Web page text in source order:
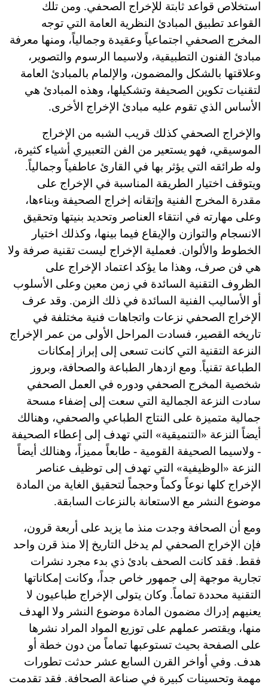
استخلاص قواعد ثابتة للإخراج الصحفي. ومن تلك
القواعد تطبيق المبادئ النظرية العامة التي توجه
المخرج الصحفي اجتماعياً وعقيدة وجمالياً، ومنها معرفة
مبادئ الفنون التطبيقية، ولاسيما الرسوم والتصوير،
وعلاقتها بالشكل والمضمون، والإلمام بالمبادئ العامة
لتقنيات تكوين الصحيفة وتشكيلها، وهذه المبادئ هي
الأساس الذي تقوم عليه مبادئ الإخراج الأخرى.
والإخراج الصحفي كذلك قريب الشبه من الإخراج
الموسيقي، فهو يستعير من الفن التعبيري أشياء كثيرة،
وله طرائقه التي يؤثر بها في القارئ عاطفياً وجمالياً.
ويتوقف اختيار الطريقة المناسبة في الإخراج على
مقدرة المخرج الفنية وإتقانه إخراج الصحيفة وبناءها،
وعلى مهارته في انتقاء العناصر وتحديد بنيتها وتحقيق
الانسجام والتوازن والإيقاع فيما بينها، وكذلك اختيار
الخطوط والألوان. فعملية الإخراج ليست تقنية صرفة ولا
هي فن صرف، وهذا ما يؤكد اعتماد الإخراج على
الظروف التقنية السائدة في زمن معين وعلى الأسلوب
أو الأساليب الفنية السائدة في ذلك الزمن. وقد عرف
الإخراج الصحفي نزعات واتجاهات فنية مختلفة في
تاريخه القصير، فسادت المراحل الأولى من عمر الإخراج
النزعة التقنية التي كانت تسعى إلى إبراز إمكانات
الطباعة تقنياً. ومع ازدهار الطباعة والصحافة، وبروز
شخصية المخرج الصحفي ودوره في العمل الصحفي
سادت النزعة الجمالية التي سعت إلى إضفاء مسحة
جمالية متميزة على النتاج الطباعي والصحفي، وهنالك
أيضاً النزعة «التنميقية» التي تهدف إلى إعطاء الصحيفة
- ولاسيما الصحيفة القومية - طابعاً مميزاً، وهنالك أيضاً
النزعة «الوظيفية» التي تهدف إلى توظيف عناصر
الإخراج كلها نوعاً وكماً وحجماً لتحقيق الغاية من المادة
موضوع النشر مع الاستعانة بالنزعات السابقة.
ومع أن الصحافة وجدت منذ ما يزيد على أربعة قرون،
فإن الإخراج الصحفي لم يدخل التاريخ إلا منذ قرن واحد
فقط. فقد كانت الصحف بادئ ذي بدء مجرد نشرات
تجارية موجهة إلى جمهور خاص جداً، وكانت إمكاناتها
التقنية محددة تماماً. وكان يتولى الإخراج طباعيون لا
يعنيهم إدراك مضمون المادة موضوع النشر ولا الهدف
منها، ويقتصر عملهم على توزيع المواد المراد نشرها
على الصفحة بحيث تستوعبها تماماً من دون خطة أو
هدف. وفي أواخر القرن السابع عشر حدثت تطورات
مهمة وتحسينات كبيرة في صناعة الصحافة. فقد تقدمت